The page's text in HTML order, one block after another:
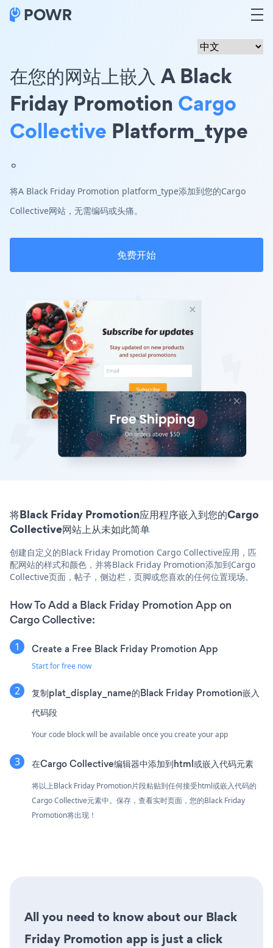
在您的网站上嵌入 A Black
Friday Promotion Cargo
Collective Platform_type
。
将A Black Friday Promotion platform_type添加到您的Cargo
Collective网站，无需编码或头痛。
免费开始
将Black Friday Promotion应用程序嵌入到您的Cargo
Collective网站上从未如此简单
创建自定义的Black Friday Promotion Cargo Collective应用，匹
配网站的样式和颜色，并将Black Friday Promotion添加到Cargo
Collective页面，帖子，侧边栏，页脚或您喜欢的任何位置现场。
How To Add a Black Friday Promotion App on
Cargo Collective:
Create a Free Black Friday Promotion App
Start for free now
复制plat_display_name的Black Friday Promotion嵌入
代码段
Your code block will be available once you create your app
在Cargo Collective编辑器中添加到html或嵌入代码元素
将以上Black Friday Promotion片段粘贴到任何接受html或嵌入代码的
Cargo Collective元素中。保存，查看实时页面，您的Black Friday
Promotion将出现！
All you need to know about our Black
Friday Promotion app is just a click